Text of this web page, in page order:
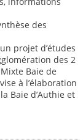
des
projet d’études
des 2
Baie de
à l’élaboration
Baie d’Authie et